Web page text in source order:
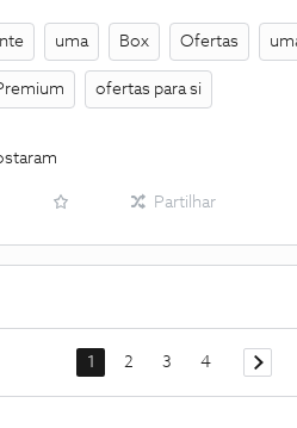
uma Box Ofertas
ofertas para si
Partilhar
1 2 3 4